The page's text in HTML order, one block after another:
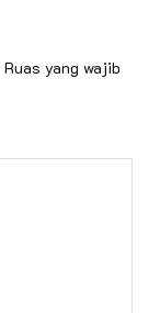
Ruas yang wajib